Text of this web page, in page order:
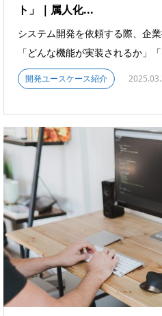
ト」｜属人化...
システム開発を依頼する際、企
「どんな機能が実装されるか」
開発ユースケース紹介